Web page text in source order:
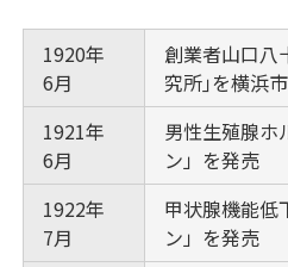
1920年
6月
創業者山口八
究所｣を横浜
1921年
6月
男性生殖腺ホ
ン」を発売
1922年
7月
甲状腺機能低
ン」を発売